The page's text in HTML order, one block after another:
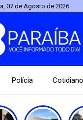
07 de Agosto de 2026
Polícia Cotidiano